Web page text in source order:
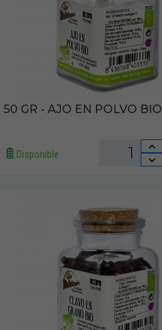
50 GR - AJO EN POLVO BIO
Disponible